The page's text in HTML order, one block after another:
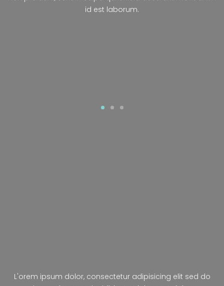
id est laborum.
L'orem ipsum dolor, consectetur adipisicing elit sed do